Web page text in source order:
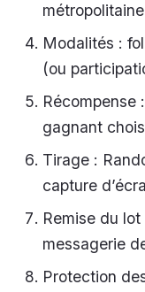
Modalités :
(ou
Récompense
gagnant
Tirage :
capture
Remise du
messagerie
Protection